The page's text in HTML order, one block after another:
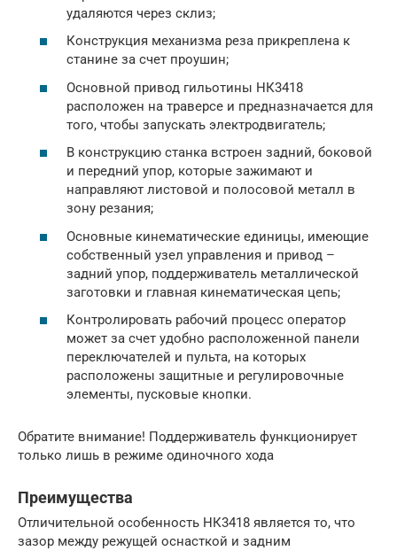
удаляются через склиз;
Конструкция механизма реза прикреплена к
станине за счет проушин;
Основной привод гильотины НК3418
расположен на траверсе и предназначается для
того, чтобы запускать электродвигатель;
В конструкцию станка встроен задний, боковой
и передний упор, которые зажимают и
направляют листовой и полосовой металл в
зону резания;
Основные кинематические единицы, имеющие
собственный узел управления и привод –
задний упор, поддерживатель металлической
заготовки и главная кинематическая цепь;
Контролировать рабочий процесс оператор
может за счет удобно расположенной панели
переключателей и пульта, на которых
расположены защитные и регулировочные
элементы, пусковые кнопки.
Обратите внимание! Поддерживатель функционирует
только лишь в режиме одиночного хода
Преимущества
Отличительной особенность НК3418 является то, что
зазор между режущей оснасткой и задним